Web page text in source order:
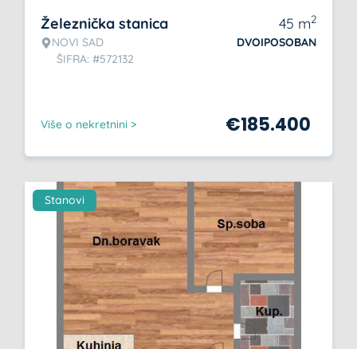
Železnička stanica
NOVI SAD
ŠIFRA: #572132
45 m2
DVOIPOSOBAN
Više o nekretnini > €185.400
Stanovi